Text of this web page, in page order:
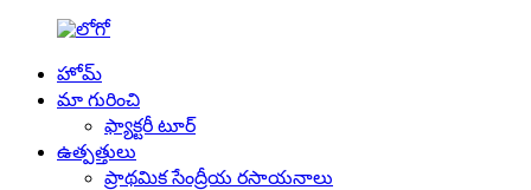
హోమ్
మా గురించి
ఫ్యాక్టరీ టూర్
ఉత్పత్తులు
ప్రాథమిక సేంద్రీయ రసాయనాలు